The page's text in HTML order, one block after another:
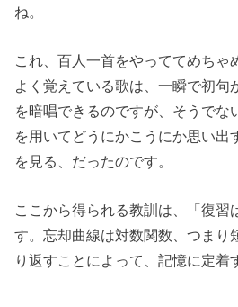
ね。
これ、百人一首をやっててめちゃ
よく覚えている歌は、一瞬で初句
を暗唱できるのですが、そうでな
を用いてどうにかこうにか思い出
を見る、だったのです。
ここから得られる教訓は、「復習
す。忘却曲線は対数関数、つまり
り返すことによって、記憶に定着